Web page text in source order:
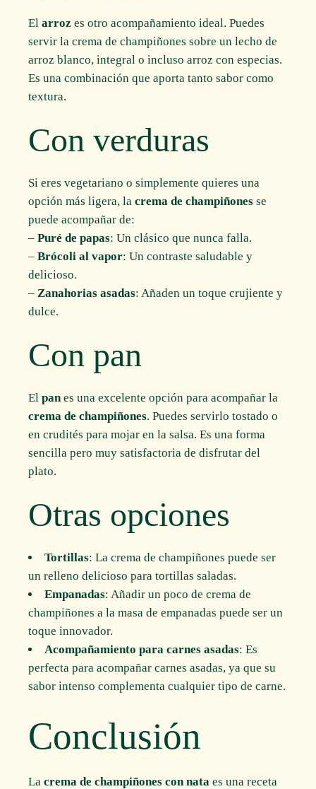
Elarroz es otro acompañamiento ideal. Puedes
servir la crema de champiñones sobre un lecho de
arroz blanco, integral o incluso arroz con especias.
Es una combinación que aporta tanto sabor como
textura.
Con verduras
Si eres vegetariano o simplemente quieres una
opción más ligera, lacrema de champiñones se
puede acompañar de:
–Puré de papas: Un clásico que nunca falla.
–Brócoli al vapor: Un contraste saludable y
delicioso.
–Zanahorias asadas: Añaden un toque crujiente y
dulce.
Con pan
Elpanes una excelente opción para acompañar la
crema de champiñones. Puedes servirlo tostado o
en crudités para mojar en la salsa. Es una forma
sencilla pero muy satisfactoria de disfrutar del
plato.
Otras opciones
Tortillas: La crema de champiñones puede ser
un relleno delicioso para tortillas saladas.
Empanadas: Añadir un poco de crema de
champiñones a la masa de empanadas puede ser un
toque innovador.
Acompañamiento para carnes asadas: Es
perfecta para acompañar carnes asadas, ya que su
sabor intenso complementa cualquier tipo de carne.
Conclusión
Lacrema de champiñones con nata es una receta